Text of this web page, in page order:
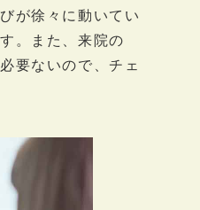
が徐々に動いてい
。また、来院の
要ないので、チェ